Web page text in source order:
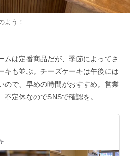
よう！
ムは定番商品だが、季節によってさ
キも並ぶ。チーズケーキは午後には
ので、早めの時間がおすすめ。営業
定休なのでSNSで確認を。